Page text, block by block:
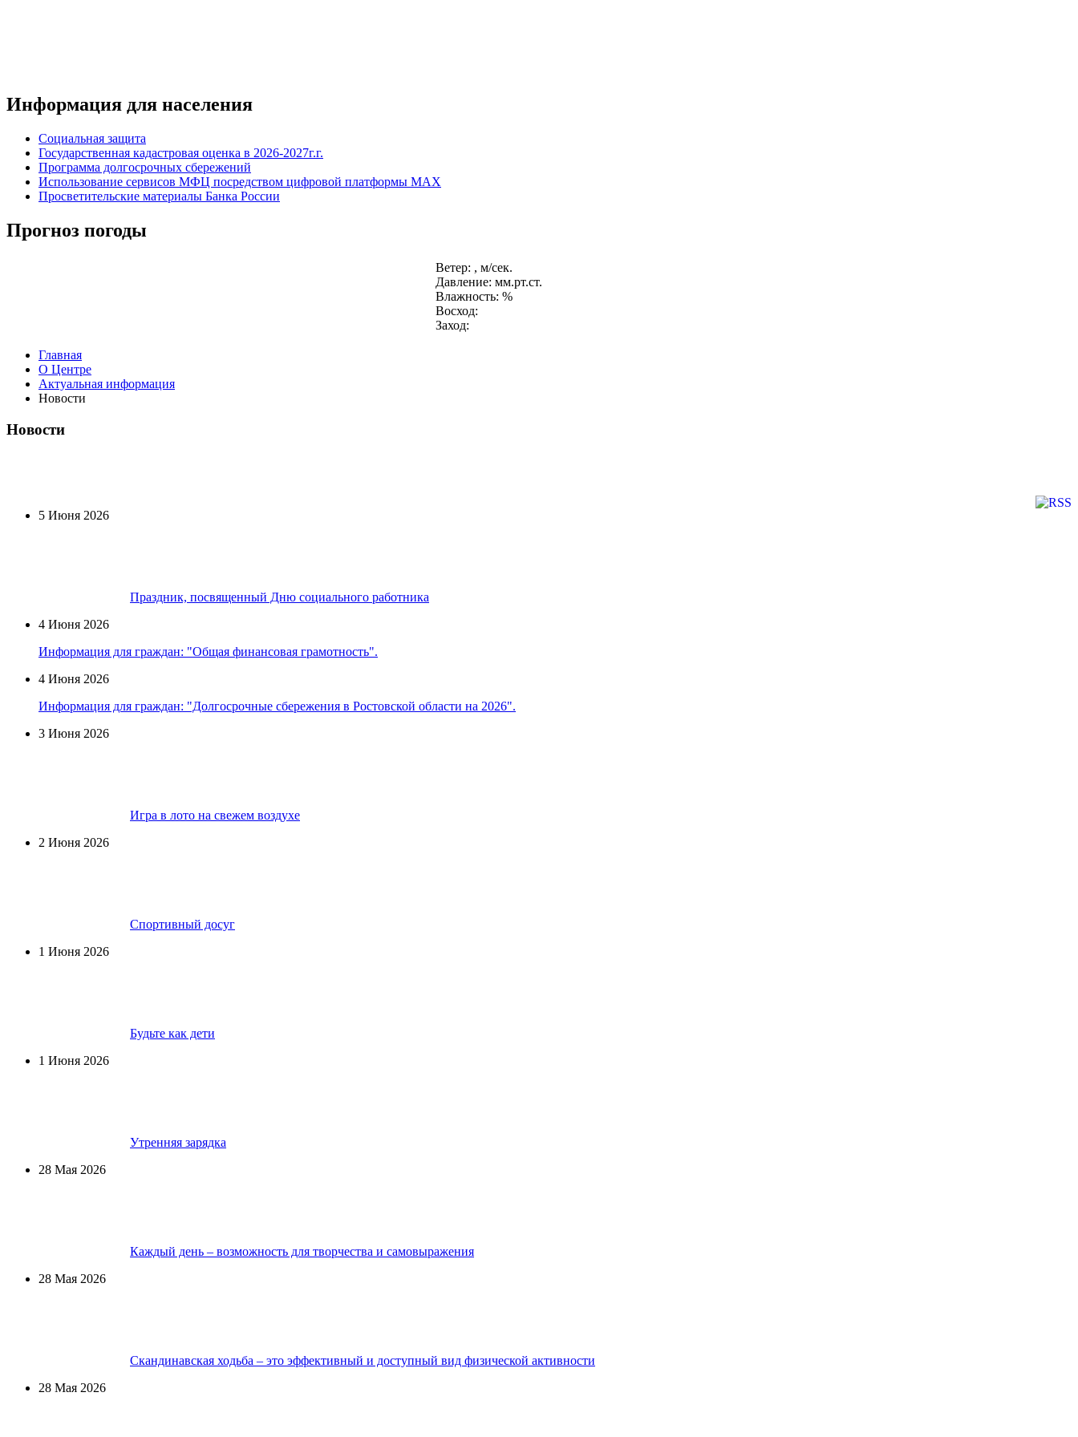
Информация для населения
Социальная защита
Государственная кадастровая оценка в 2026-2027г.г.
Программа долгосрочных сбережений
Использование сервисов МФЦ посредством цифровой платформы MAX
Просветительские материалы Банка России
Прогноз погоды
Ветер: , м/сек.
Давление: мм.рт.ст.
Влажность: %
Восход:
Заход:
Главная
О Центре
Актуальная информация
Новости
Новости
5 Июня 2026
Праздник, посвященный Дню социального работника
4 Июня 2026
Информация для граждан: "Общая финансовая грамотность".
4 Июня 2026
Информация для граждан: "Долгосрочные сбережения в Ростовской области на 2026".
3 Июня 2026
Игра в лото на свежем воздухе
2 Июня 2026
Спортивный досуг
1 Июня 2026
Будьте как дети
1 Июня 2026
Утренняя зарядка
28 Мая 2026
Каждый день – возможность для творчества и самовыражения
28 Мая 2026
Скандинавская ходьба – это эффективный и доступный вид физической активности
28 Мая 2026